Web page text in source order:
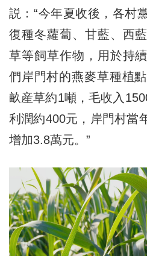
説：“今年夏收後，各村
復種冬蘿蔔、甘藍、西
草等飼草作物，用於持
們岸門村的燕麥草種植
畝産草約1噸，毛收入
利潤約400元，岸門村當
增加3.8萬元。”